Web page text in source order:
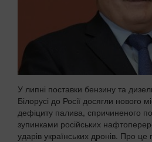
У липні поставки бензину та
Білорусі до Росії досягли нового
дефіциту палива, спричиненого
зупинками російських
ударів українських дронів. Про це